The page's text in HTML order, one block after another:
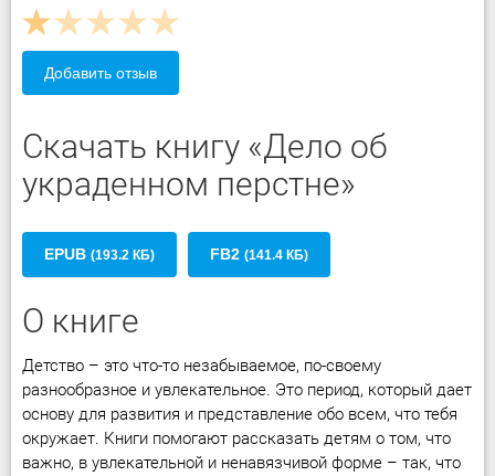
Добавить отзыв
Скачать книгу «Дело об
украденном перстне»
EPUB (193.2 КБ) FB2 (141.4 КБ)
О книге
Детство – это что-то незабываемое, по-своему
разнообразное и увлекательное. Это период, который дает
основу для развития и представление обо всем, что тебя
окружает. Книги помогают рассказать детям о том, что
важно, в увлекательной и ненавязчивой форме – так, что